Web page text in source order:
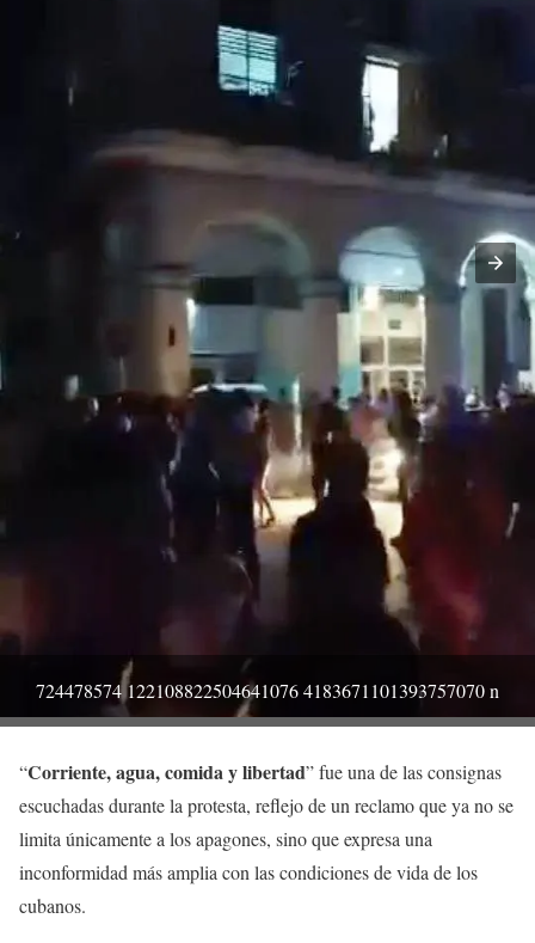
724478574 122108822504641076 4183671101393757070 n
“Corriente, agua, comida y libertad” fue una de las consignas
escuchadas durante la protesta, reflejo de un reclamo que ya no se
limita únicamente a los apagones, sino que expresa una
inconformidad más amplia con las condiciones de vida de los
cubanos.